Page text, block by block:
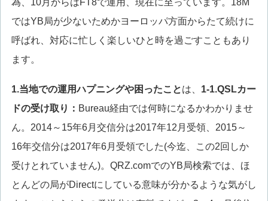
ではYB局が少ないためかヨーロッパ方面からたて続けに
呼ばれ、対応に忙しく楽しいひと時を過ごすこともあり
ます。
1.当地での運用ハプニングや困ったことは、 1-1.QSLカー
ドの受け取り： Bureau経由では何時になるかわかりませ
ん。2014～15年6月交信分は2017年12月受領、2015～
16年交信分は2017年6月受領でした(今迄、この2回しか
受けとれていません)。QRZ.comでのYB局検索では、ほ
とんどの局がDirectにしている意味が分かるような気がし